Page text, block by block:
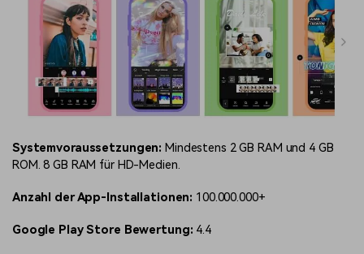
Systemvoraussetzungen: Mindestens 2 GB RAM und 4 GB
ROM. 8 GB RAM für HD-Medien.
Anzahl der App-Installationen: 100.000.000+
Google Play Store Bewertung: 4.4